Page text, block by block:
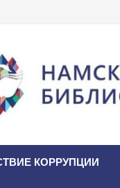
КОРРУПЦИИ